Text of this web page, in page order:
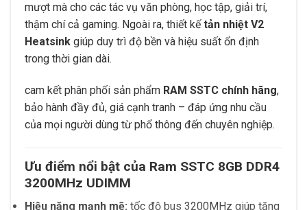
mượt mà cho các tác vụ văn phòng, học tập, giải trí,
thậm chí cả gaming. Ngoài ra, thiết kếtản nhiệt V2
Heatsink giúp duy trì độ bền và hiệu suất ổn định
trong thời gian dài.
cam kết phân phối sản phẩm RAM SSTC chính hãng,
bảo hành đầy đủ, giá cạnh tranh – đáp ứng nhu cầu
của mọi người dùng từ phổ thông đến chuyên nghiệp.
Ưu điểm nổi bật của Ram SSTC 8GB DDR4
3200MHz UDIMM
Hiệu năng mạnh mẽ: tốc độ bus 3200MHz giúp tăng